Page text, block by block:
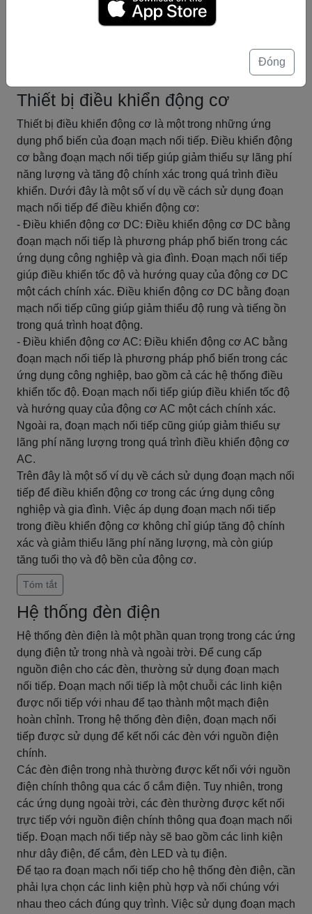
tiếp để tạo ra bộ điều khiển tốc độ là một cách đơn giản
Thiết bị điều khiển động cơ
Thiết bị điều khiển động cơ là một trong những ứng
dụng phổ biến của đoạn mạch nối tiếp. Điều khiển động
cơ bằng đoạn mạch nối tiếp giúp giảm thiểu sự lãng phí
năng lượng và tăng độ chính xác trong quá trình điều
khiển. Dưới đây là một số ví dụ về cách sử dụng đoạn
mạch nối tiếp để điều khiển động cơ:
- Điều khiển động cơ DC: Điều khiển động cơ DC bằng
đoạn mạch nối tiếp là phương pháp phổ biến trong các
ứng dụng công nghiệp và gia đình. Đoạn mạch nối tiếp
giúp điều khiển tốc độ và hướng quay của động cơ DC
một cách chính xác. Điều khiển động cơ DC bằng đoạn
mạch nối tiếp cũng giúp giảm thiểu độ rung và tiếng ồn
trong quá trình hoạt động.
- Điều khiển động cơ AC: Điều khiển động cơ AC bằng
đoạn mạch nối tiếp là phương pháp phổ biến trong các
ứng dụng công nghiệp, bao gồm cả các hệ thống điều
khiển tốc độ. Đoạn mạch nối tiếp giúp điều khiển tốc độ
và hướng quay của động cơ AC một cách chính xác.
Ngoài ra, đoạn mạch nối tiếp cũng giúp giảm thiểu sự
lãng phí năng lượng trong quá trình điều khiển động cơ
AC.
Trên đây là một số ví dụ về cách sử dụng đoạn mạch nối
tiếp để điều khiển động cơ trong các ứng dụng công
nghiệp và gia đình. Việc áp dụng đoạn mạch nối tiếp
trong điều khiển động cơ không chỉ giúp tăng độ chính
xác và giảm thiểu lãng phí năng lượng, mà còn giúp
tăng tuổi thọ và độ bền của động cơ.
Tóm tắt
Hệ thống đèn điện
Hệ thống đèn điện là một phần quan trọng trong các ứng
dụng điện tử trong nhà và ngoài trời. Để cung cấp
nguồn điện cho các đèn, thường sử dụng đoạn mạch
nối tiếp. Đoạn mạch nối tiếp là một chuỗi các linh kiện
được nối tiếp với nhau để tạo thành một mạch điện
hoàn chỉnh. Trong hệ thống đèn điện, đoạn mạch nối
tiếp được sử dụng để kết nối các đèn với nguồn điện
chính.
Các đèn điện trong nhà thường được kết nối với nguồn
điện chính thông qua các ổ cắm điện. Tuy nhiên, trong
các ứng dụng ngoài trời, các đèn thường được kết nối
trực tiếp với nguồn điện chính thông qua đoạn mạch nối
tiếp. Đoạn mạch nối tiếp này sẽ bao gồm các linh kiện
như dây điện, đế cắm, đèn LED và tụ điện.
Để tạo ra đoạn mạch nối tiếp cho hệ thống đèn điện, cần
phải lựa chọn các linh kiện phù hợp và nối chúng với
nhau theo cách đúng quy trình. Việc sử dụng đoạn mạch
Đóng